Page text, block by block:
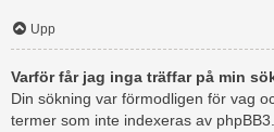
Upp
Varför får jag inga träffar på min
Din sökning var förmodligen för vag
termer som inte indexeras av